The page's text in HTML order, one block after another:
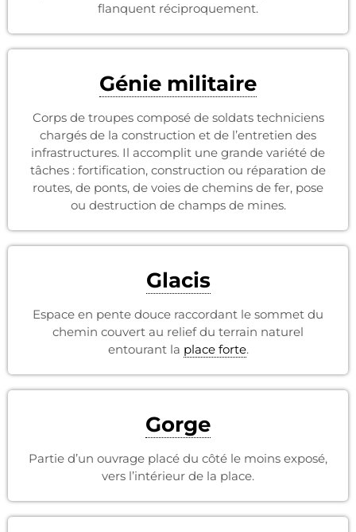
flanquent réciproquement.
Génie militaire
Corps de troupes composé de soldats techniciens
chargés de la construction et de l’entretien des
infrastructures. Il accomplit une grande variété de
tâches : fortification, construction ou réparation de
routes, de ponts, de voies de chemins de fer, pose
ou destruction de champs de mines.
Glacis
Espace en pente douce raccordant le sommet du
chemin couvert au relief du terrain naturel
entourant la place forte.
Gorge
Partie d’un ouvrage placé du côté le moins exposé,
vers l’intérieur de la place.